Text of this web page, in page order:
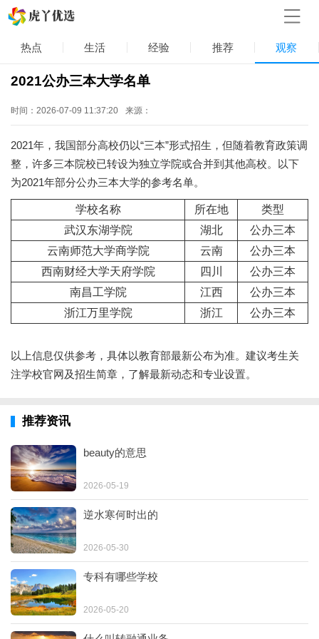
热点 生活 经验 推荐 观察
2021公办三本大学名单
时间：2026-07-09 11:37:20 来源：
2021年，我国部分高校仍以“三本”形式招生，但随着教育政策调
整，许多三本院校已转设为独立学院或合并到其他高校。以下
为2021年部分公办三本大学的参考名单。
学校名称 所在地
类型
武汉东湖学院
湖北
公办三本
云南师范大学商学院
云南
公办三本
西南财经大学天府学院
四川
公办三本
南昌工学院
江西
公办三本
浙江万里学院
浙江 公办三本
以上信息仅供参考，具体以教育部最新公布为准。建议考生关
注学校官网及招生简章，了解最新动态和专业设置。
推荐资讯
beauty的意思
2026-05-19
逆水寒何时出的
2026-05-30
专科有哪些学校
2026-05-20